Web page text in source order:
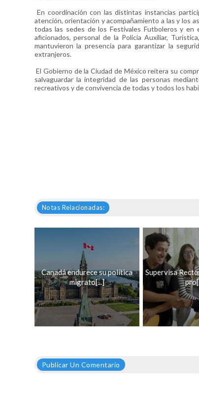
En coordinación con las distintas instancias
atención, orientación y acompañamiento a las y los
todas las sedes de los Festivales Futboleros y en
aficionados, personal de la Policía Auxiliar,
mantuvieron la presencia para garantizar la
extranjeros.
El Gobierno de la Ciudad de México reitera su
salvaguardar la integridad de las personas
recreativos y de convivencia de todas y todos los
Notas Relacionadas:
Canadá endurece su política
migrato[...]
Supervisa
Publicar Un Comentario